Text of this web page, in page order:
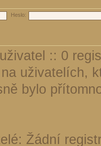
Heslo:
uživatel :: 0
uživatelích,
bylo
Žádní